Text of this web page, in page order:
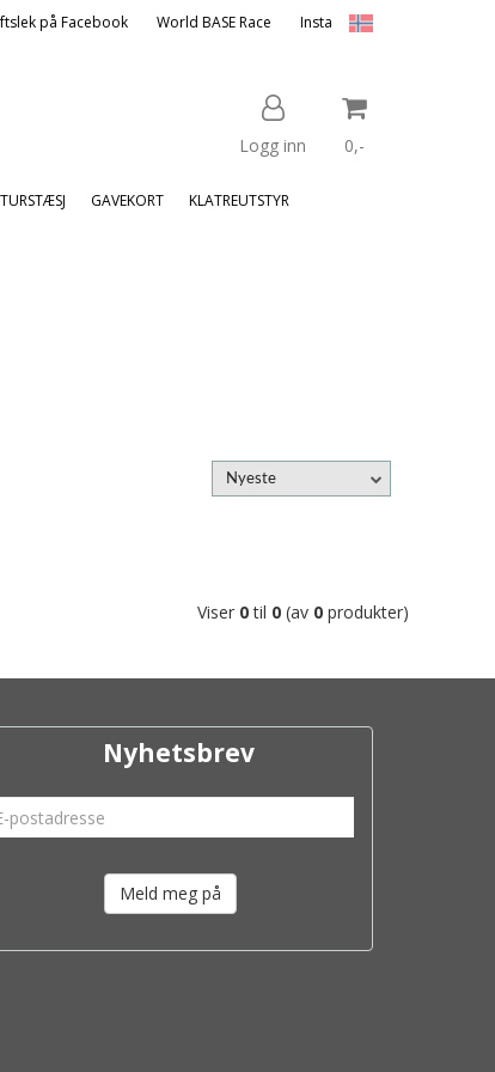
på Facebook World BASE Race Insta
Logg inn 0,-
GAVEKORT KLATREUTSTYR
Nyeste
Viser 0til 0 (av 0 produkter)
Nyhetsbrev
Meld meg på